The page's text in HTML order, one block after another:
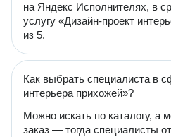
на Яндекс Исполнителях, в
услугу «Дизайн-проект
из 5.
Как выбрать специалиста в
интерьера прихожей»?
Можно искать по каталогу, а
заказ — тогда специалисты